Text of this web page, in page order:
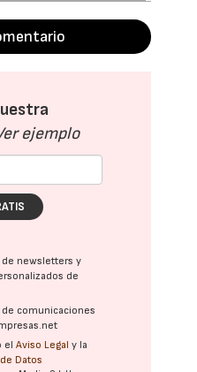
ejemplo
newsletters y
de
comunicaciones
elAviso Legal y la
Datos